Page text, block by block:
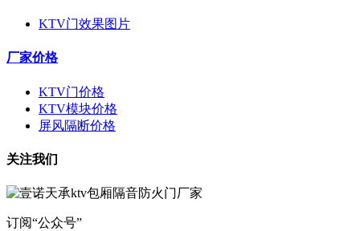
KTV门效果图片
厂家价格
KTV门价格
KTV模块价格
屏风隔断价格
关注我们
订阅“公众号”